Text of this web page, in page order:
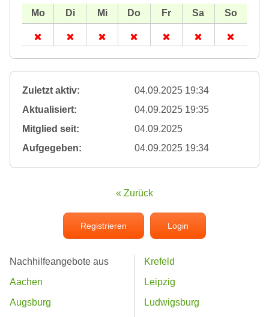
Zuletzt aktiv:
04.09.2025 19:34
Aktualisiert:
04.09.2025 19:35
Mitglied seit:
04.09.2025
Aufgegeben:
04.09.2025 19:34
« Zurück
Registrieren Login
Nachhilfeangebote aus
Aachen
Augsburg
Krefeld
Leipzig
Ludwigsburg